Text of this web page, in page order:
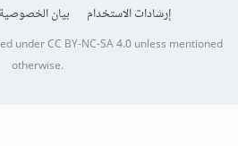
إرشادات الاستخدام
بيان الخصوصية
underCC BY-NC-SA 4.0unless mentioned
otherwise.